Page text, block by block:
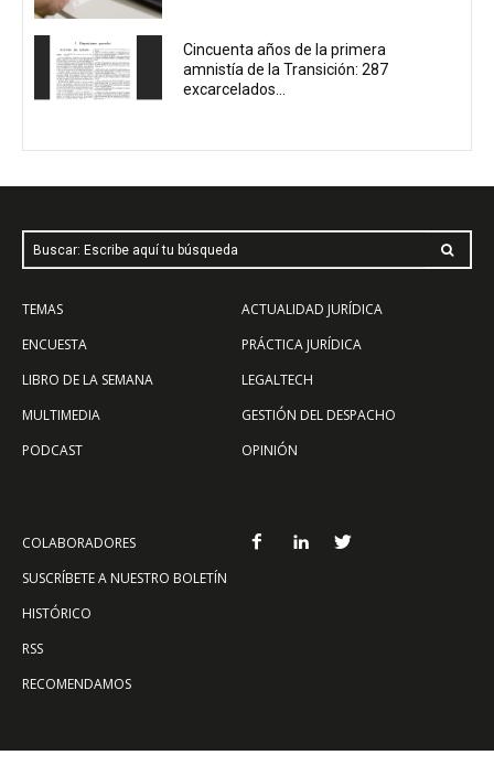
Cincuenta años de la primera
amnistía de la Transición: 287
excarcelados...
Buscar: Escribe aquí tu búsqueda
TEMAS
ENCUESTA
LIBRO DE LA SEMANA
MULTIMEDIA
PODCAST
ACTUALIDAD JURÍDICA
PRÁCTICA JURÍDICA
LEGALTECH
GESTIÓN DEL DESPACHO
OPINIÓN
COLABORADORES
SUSCRÍBETE A NUESTRO BOLETÍN
HISTÓRICO
RSS
RECOMENDAMOS